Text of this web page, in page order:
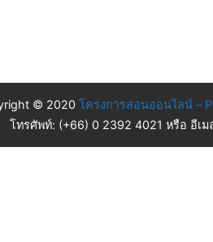
© 2020 โครงการสอนออนไลน์ –
โทรศัพท์: (+66) 0 2392 4021 หรือ อีเม